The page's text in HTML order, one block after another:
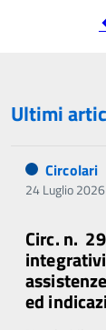
Ultimi
Circolari
24 Luglio 2026
Circ. n.
ed